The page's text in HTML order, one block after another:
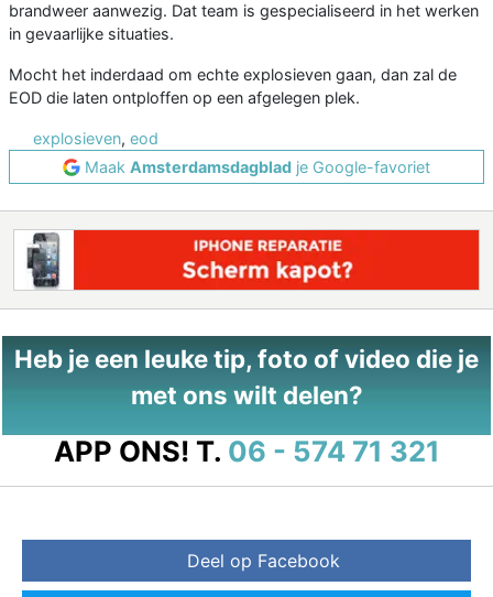
brandweer aanwezig. Dat team is gespecialiseerd in het werken
in gevaarlijke situaties.
Mocht het inderdaad om echte explosieven gaan, dan zal de
EOD die laten ontploffen op een afgelegen plek.
explosieven, eod
Maak Amsterdamsdagblad je Google-favoriet
Heb je een leuke tip, foto of video die je
met ons wilt delen?
APP ONS! T. 06 - 574 71 321
Deel op Facebook